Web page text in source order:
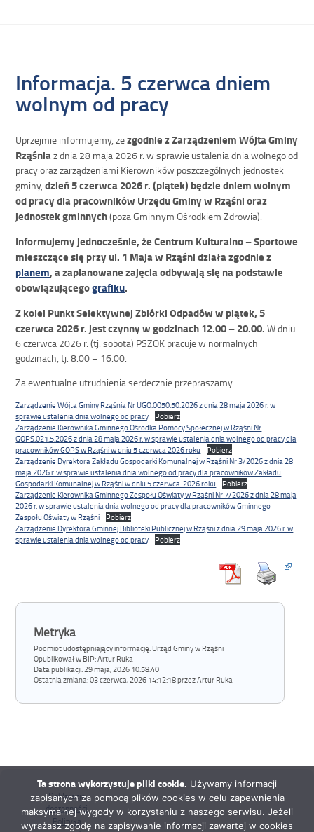
Informacja. 5 czerwca dniem
wolnym od pracy
Uprzejmie informujemy, żezgodnie z Zarządzeniem Wójta Gminy
Rząśniaz dnia 28 maja 2026 r. w sprawie ustalenia dnia wolnego od
pracy oraz zarządzeniami Kierowników poszczególnych jednostek
gminy,dzień 5 czerwca 2026 r. (piątek) będzie dniem wolnym
od pracy dla pracowników Urzędu Gminy w Rząśnioraz
jednostek gminnych(poza Gminnym Ośrodkiem Zdrowia).
Informujemy jednocześnie, że Centrum Kulturalno – Sportowe
mieszczące się przy ul. 1 Maja w Rząśni działa zgodnie z
planem, a zaplanowane zajęcia odbywają się na podstawie
obowiązującegografiku.
Z kolei Punkt Selektywnej Zbiórki Odpadów w piątek, 5
czerwca 2026 r. jest czynny w godzinach 12.00 – 20.00. W dniu
6 czerwca 2026 r. (tj. sobota) PSZOK pracuje w normalnych
godzinach, tj. 8.00 – 16.00.
Za ewentualne utrudnienia serdecznie przepraszamy.
Zarządzenie Wójta Gminy Rząśnia Nr UGO.0050.50.2026 z dnia 28 maja 2026 r. w
sprawie ustalenia dnia wolnego od pracy
Pobierz
Zarządzenie Kierownika Gminnego Ośrodka Pomocy Społecznej w Rząśni Nr
GOPS.021.5.2026 z dnia 28 maja 2026 r. w sprawie ustalenia dnia wolnego od pracy dla
pracowników GOPS w Rząśni w dniu 5 czerwca 2026 roku
Pobierz
Zarządzenie Dyrektora Zakładu Gospodarki Komunalnej w Rząśni Nr 3/2026 z dnia 28
maja 2026 r. w sprawie ustalenia dnia wolnego od pracy dla pracowników Zakładu
Gospodarki Komunalnej w Rząśni w dniu 5 czerwca 2026 roku
Pobierz
Zarządzenie Kierownika Gminnego Zespołu Oświaty w Rząśni Nr 7/2026 z dnia 28 maja
2026 r. w sprawie ustalenia dnia wolnego od pracy dla pracowników Gminnego
Zespołu Oświaty w Rząśni
Pobierz
Zarządzenie Dyrektora Gminnej Biblioteki Publicznej w Rząśni z dnia 29 maja 2026 r. w
sprawie ustalenia dnia wolnego od pracy
Pobierz
Metryka
Podmiot udostępniający informację: Urząd Gminy w Rząśni
Opublikował w BIP:Artur Ruka
Data publikacji:29 maja, 2026 10:58:40
Ostatnia zmiana:03 czerwca, 2026 14:12:18 przez Artur Ruka
Deklaracja
dostępności
Polityka
Ta strona wykorzystuje pliki cookie. Używamy informacji
zapisanych za pomocą plików cookies w celu zapewnienia
maksymalnej wygody w korzystaniu z naszego serwisu. Jeżeli
wyrażasz zgodę na zapisywanie informacji zawartej w cookies